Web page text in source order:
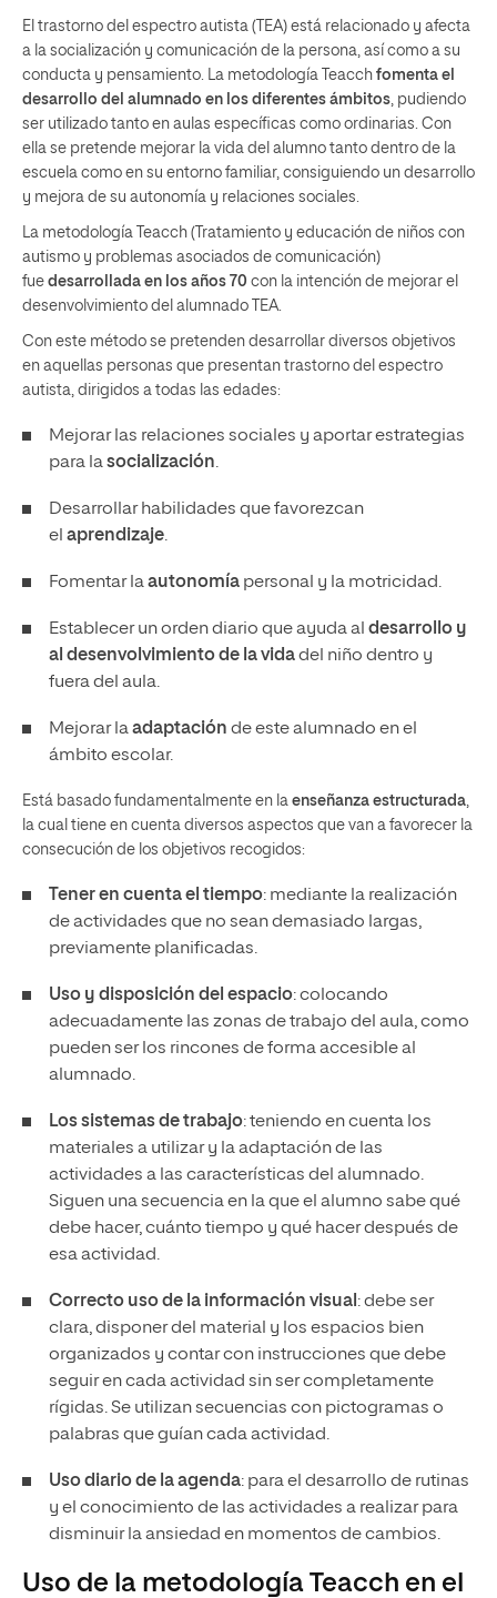
El trastorno del espectro autista (TEA) está relacionado y afecta
a la socialización y comunicación de la persona, así como a su
conducta y pensamiento. La metodología Teacch fomenta el
desarrollo del alumnado en los diferentes ámbitos , pudiendo
ser utilizado tanto en aulas específicas como ordinarias. Con
ella se pretende mejorar la vida del alumno tanto dentro de la
escuela como en su entorno familiar, consiguiendo un desarrollo
y mejora de su autonomía y relaciones sociales.
La metodología Teacch (Tratamiento y educación de niños con
autismo y problemas asociados de comunicación)
fue desarrollada en los años 70 con la intención de mejorar el
desenvolvimiento del alumnado TEA.
Con este método se pretenden desarrollar diversos objetivos
en aquellas personas que presentan trastorno del espectro
autista, dirigidos a todas las edades:
Mejorar las relaciones sociales y aportar estrategias
para lasocialización.
Desarrollar habilidades que favorezcan
el aprendizaje.
Fomentar laautonomía personal y la motricidad.
Establecer un orden diario que ayuda al desarrollo y
al desenvolvimiento de la vidadel niño dentro y
fuera del aula.
Mejorar laadaptación de este alumnado en el
ámbito escolar.
Está basado fundamentalmente en la enseñanza estructurada
la cual tiene en cuenta diversos aspectos que van a favorecer la
consecución de los objetivos recogidos:
Tener en cuenta el tiempo: mediante la realización
de actividades que no sean demasiado largas,
previamente planificadas.
Uso y disposición del espacio: colocando
adecuadamente las zonas de trabajo del aula, como
pueden ser los rincones de forma accesible al
alumnado.
Los sistemas de trabajo: teniendo en cuenta los
materiales a utilizar y la adaptación de las
actividades a las características del alumnado.
Siguen una secuencia en la que el alumno sabe qué
debe hacer, cuánto tiempo y qué hacer después de
esa actividad.
Correcto uso de la información visual : debe ser
clara, disponer del material y los espacios bien
organizados y contar con instrucciones que debe
seguir en cada actividad sin ser completamente
rígidas. Se utilizan secuencias con pictogramas o
palabras que guían cada actividad.
Uso diario de la agenda: para el desarrollo de rutinas
y el conocimiento de las actividades a realizar para
disminuir la ansiedad en momentos de cambios.
Uso de la metodología Teacch en el